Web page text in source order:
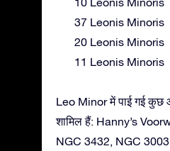
37 Leonis Minoris
20 Leonis Minoris
11 Leonis Minoris
Leo Minor में पाई गई कुछ
शामिल हैं: Hanny’s
NGC 3432, NGC